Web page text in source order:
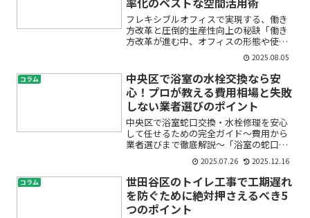
フレキシブルオフィスで実現する、働き
方改革と圧倒的生産性向上の秘訣「働き
方改革が進む中、オフィスの形態や使い
方を見直したいけど、何から始めればよ
いか不安」「フレキシブルオフィス、コ
ワーキング、サテライト…種類が多くて
違いがわからない」「自社...
2025.08.05
コラム
中央区で浴室の水栓交換なら安
心！プロが教える費用相場と失敗
しない業者選びのポイント
中央区で浴室蛇口交換・水栓修理を安心
して任せるための完全ガイド〜費用から
業者選びまで徹底解説〜「浴室の蛇口か
ら水がポタポタ止まらない」「お湯と水
の温度調整がうまくいかない」「古い水
栓を新しくしたいけど、どこに頼めばい
いの？」――そんなお悩み...
2025.07.26 2025.12.16
コラム
世田谷区のトイレ工事で工期遅れ
を防ぐために絶対押さえるべき5
つのポイント